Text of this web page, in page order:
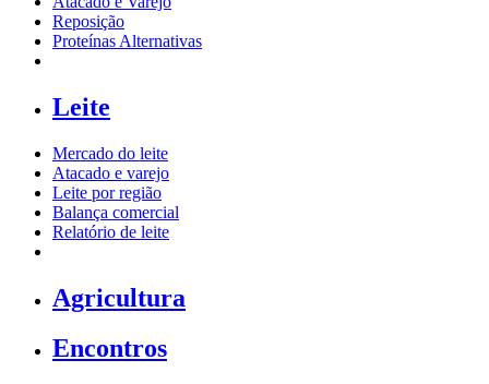
Reposição
Proteínas Alternativas
Leite
Mercado do leite
Atacado e varejo
Leite por região
Balança comercial
Relatório de leite
Agricultura
Encontros